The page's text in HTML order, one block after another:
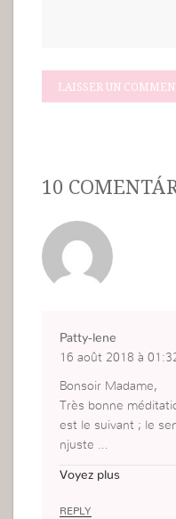
10
Patty-lene
16 août 2018 à
Bonsoir Madame,
Très bonne
est le suivant ; le
njuste …
our sacrifié et
Dieu le veut.
Voyez plus
REPLY